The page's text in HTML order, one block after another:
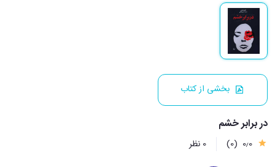
بخشی از کتاب
در برابر خشم
0٫0 (0) 0 نظر